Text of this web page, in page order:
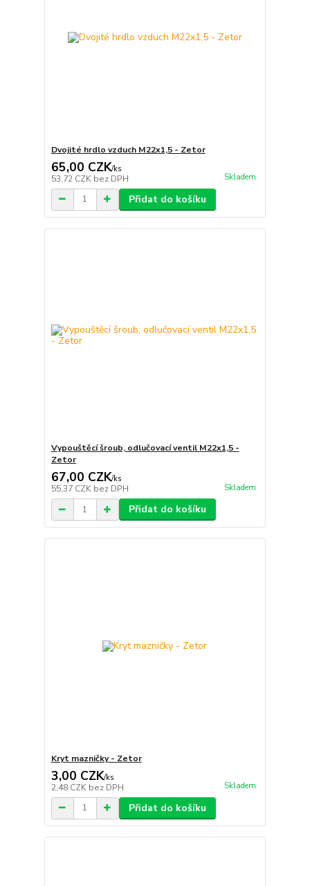
Dvojité hrdlo vzduch M22x1,5 - Zetor
65,00 CZK/ks
53,72 CZK bez DPH Skladem
Přidat do košíku
Vypouštěcí šroub, odlučovací ventil M22x1,5 -
Zetor
67,00 CZK/ks
55,37 CZK bez DPH Skladem
Přidat do košíku
Kryt mazničky - Zetor
3,00 CZK/ks
2,48 CZK bez DPH Skladem
Přidat do košíku